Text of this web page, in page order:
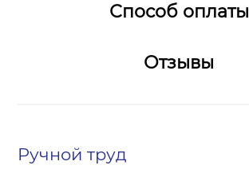
Способ оплаты
Отзывы
Ручной труд